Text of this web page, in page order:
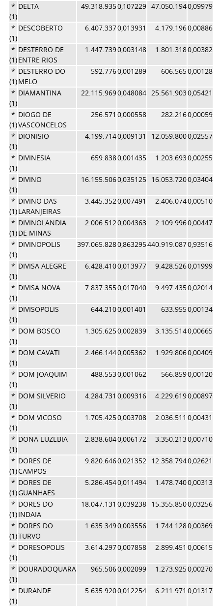
*
(1)
DELTA 49.318.9350,107229 47.050.1940,099791
*
(1)
DESCOBERTO 6.407.3370,013931 4.179.1960,008864
*
(1)
DESTERRO DE
ENTRE RIOS
1.447.7390,003148 1.801.3180,003820
*
(1)
DESTERRO DO
MELO
592.7760,001289 606.5650,001286
*
(1)
DIAMANTINA 22.115.9690,048084 25.561.9030,054215
*
(1)
DIOGO DE
VASCONCELOS
256.571 0,000558 282.2160,000599
*
(1)
DIONISIO 4.199.7140,009131 12.059.8000,025578
*
(1)
DIVINESIA 659.8380,001435 1.203.6930,002553
*
(1)
DIVINO 16.155.5060,035125 16.053.7200,034049
*
(1)
DIVINO DAS
LARANJEIRAS
3.445.3520,007491 2.406.0740,005103
*
(1)
DIVINOLANDIA
DE MINAS
2.006.5120,004363 2.109.9960,004475
*
(1)
DIVINOPOLIS 397.065.8280,863295440.919.0870,935165
*
(1)
DIVISA ALEGRE 6.428.4100,013977 9.428.5260,019997
*
(1)
DIVISA NOVA 7.837.3550,017040 9.497.4350,020144
*
(1)
DIVISOPOLIS 644.2100,001401 633.9550,001345
*
(1)
DOM BOSCO 1.305.6250,002839 3.135.5140,006650
*
(1)
DOM CAVATI 2.466.1440,005362 1.929.8060,004093
*
(1)
DOM JOAQUIM 488.5530,001062 566.8590,001202
*
(1)
DOM SILVERIO 4.284.731 0,009316 4.229.6190,008971
*
(1)
DOM VICOSO 1.705.4250,003708 2.036.511 0,004319
*
(1)
DONA EUZEBIA 2.838.6040,006172 3.350.2130,007106
*
(1)
DORES DE
CAMPOS
9.820.6460,021352 12.358.7940,026212
*
(1)
DORES DE
GUANHAES
5.286.4540,011494 1.478.7400,003136
*
(1)
DORES DO
INDAIA
18.047.131 0,039238 15.355.8500,032569
*
(1)
DORES DO
TURVO
1.635.3490,003556 1.744.1280,003699
*
(1)
DORESOPOLIS 3.614.2970,007858 2.899.451 0,006150
*
(1)
DOURADOQUARA 965.5060,002099 1.273.9250,002702
*
(1)
DURANDE 5.635.9200,012254 6.211.971 0,013175